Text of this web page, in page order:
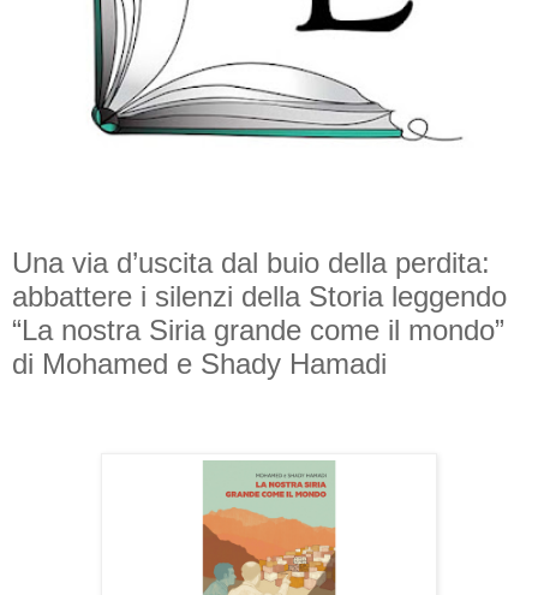
Una via d’uscita dal buio della perdita:
abbattere i silenzi della Storia leggendo
“La nostra Siria grande come il mondo”
di Mohamed e Shady Hamadi